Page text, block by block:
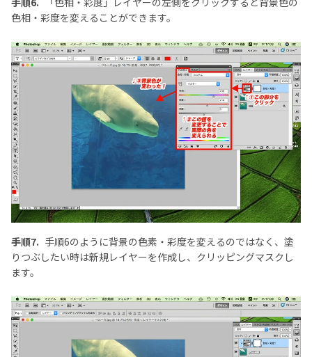
色相・彩度を変えることができます。
手順7. 手順6のように背景の色素・彩度を変えるのではなく、塗
りつぶしたい時は新規レイヤーを作成し、クリッピングマスクし
ます。